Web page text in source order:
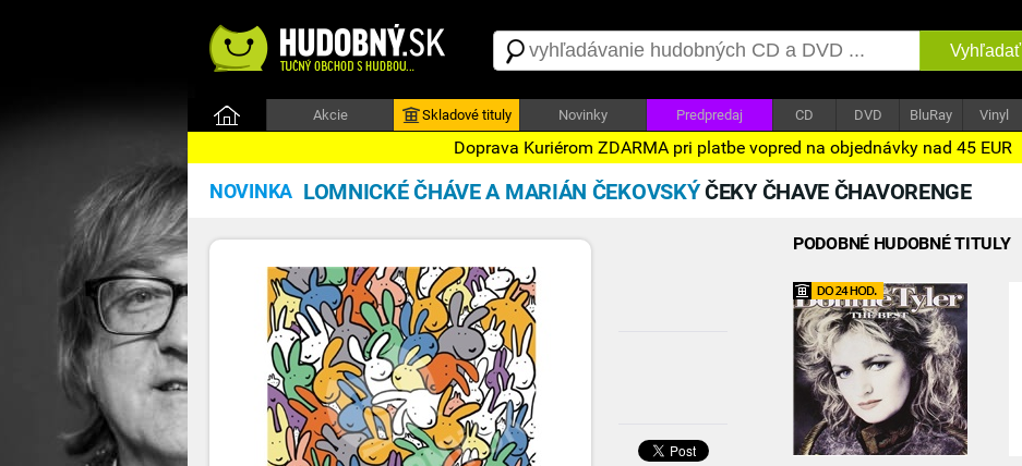
Vyhľadať
Akcie Skladové tituly Novinky Predpredaj CD DVD BluRay Vinyl
Doprava Kuriérom ZDARMA pri platbe vopred na objednávky nad 45 EUR
NOVINKA LOMNICKÉ ČHÁVE A MARIÁN ČEKOVSKÝČEKY ČHAVE ČHAVORENGE
PODOBNÉ HUDOBNÉ TITULY